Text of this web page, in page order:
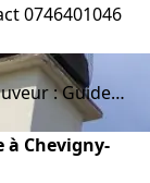
0746401046
: Guide…
à Chevigny-